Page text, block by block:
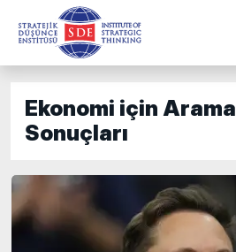
Ekonomi için Arama
Sonuçları